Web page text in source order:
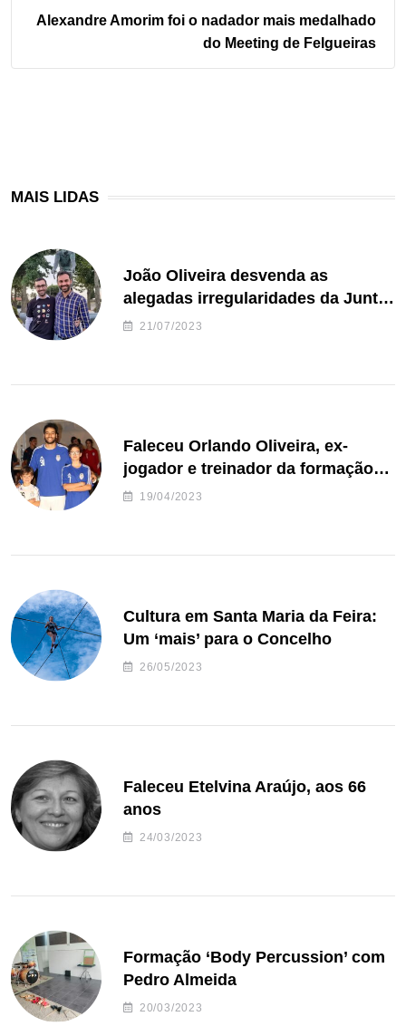
Alexandre Amorim foi o nadador mais medalhado
do Meeting de Felgueiras
MAIS LIDAS
João Oliveira desvenda as
alegadas irregularidades da Junta
de Freguesia S. João de Ver
21/07/2023
Faleceu Orlando Oliveira, ex-
jogador e treinador da formação
de andebol do Feirense
19/04/2023
Cultura em Santa Maria da Feira:
Um ‘mais’ para o Concelho
26/05/2023
Faleceu Etelvina Araújo, aos 66
anos
24/03/2023
Formação ‘Body Percussion’ com
Pedro Almeida
20/03/2023